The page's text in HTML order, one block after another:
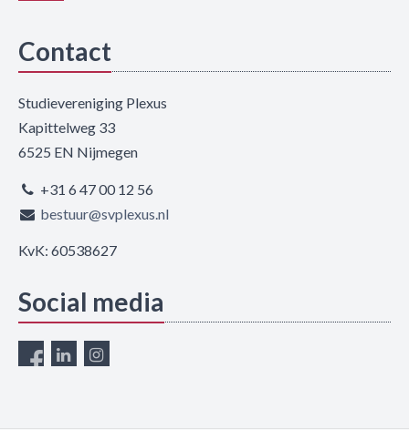
Contact
Studievereniging Plexus
Kapittelweg 33
6525 EN Nijmegen
+31 6 47 00 12 56
bestuur@svplexus.nl
KvK: 60538627
Social media